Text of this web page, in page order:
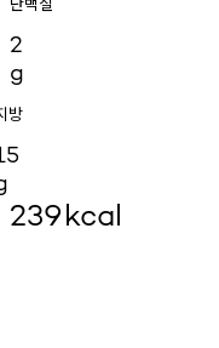
2
g
방
239kcal